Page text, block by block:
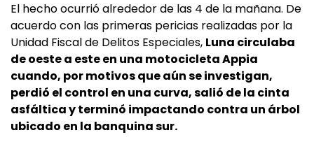
El hecho ocurrió alrededor de las 4 de la mañana. De
acuerdo con las primeras pericias realizadas por la
Unidad Fiscal de Delitos Especiales, Luna circulaba
de oeste a este en una motocicleta Appia
cuando, por motivos que aún se investigan,
perdió el control en una curva, salió de la cinta
asfáltica y terminó impactando contra un árbol
ubicado en la banquina sur.